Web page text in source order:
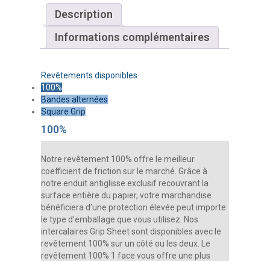
Description
Informations complémentaires
Revêtements disponibles
100%
Bandes alternées
Square Grip
100%
Notre revêtement 100% offre le meilleur
coefficient de friction sur le marché. Grâce à
notre enduit antiglisse exclusif recouvrant la
surface entière du papier, votre marchandise
bénéficiera d’une protection élevée peut importe
le type d’emballage que vous utilisez. Nos
intercalaires Grip Sheet sont disponibles avec le
revêtement 100% sur un côté ou les deux. Le
revêtement 100% 1 face vous offre une plus